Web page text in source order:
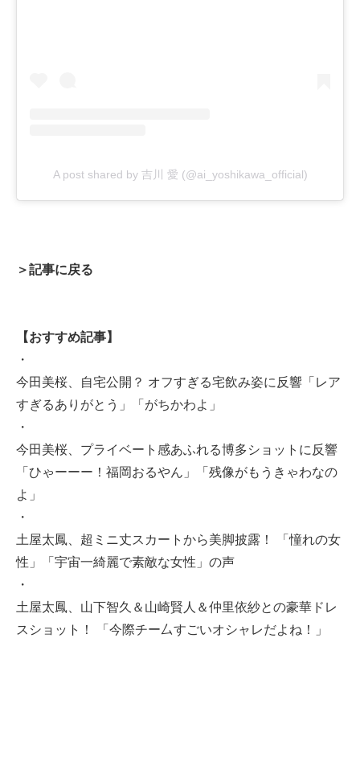
A post shared by 吉川 愛 (@ai_yoshikawa_official)
＞記事に戻る
【おすすめ記事】
・
今田美桜、自宅公開？ オフすぎる宅飲み姿に反響「レア
すぎるありがとう」「がちかわよ」
・
今田美桜、プライベート感あふれる博多ショットに反響
「ひゃーーー！福岡おるやん」「残像がもうきゃわなの
よ」
・
土屋太鳳、超ミニ丈スカートから美脚披露！ 「憧れの女
性」「宇宙一綺麗で素敵な女性」の声
・
土屋太鳳、山下智久＆山崎賢人＆仲里依紗との豪華ドレ
スショット！ 「今際チー厶すごいオシャレだよね！」